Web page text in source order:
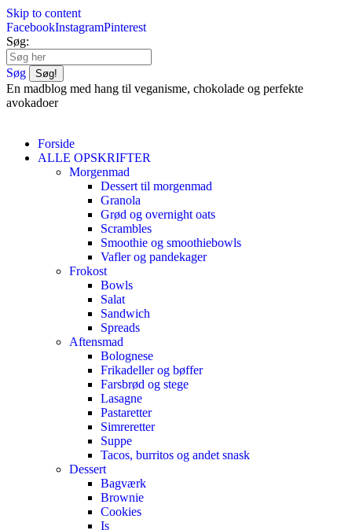
Skip to content
FacebookInstagramPinterest
Søg:
Søg
En madblog med hang til veganisme, chokolade og perfekte
avokadoer
Forside
ALLE OPSKRIFTER
Morgenmad
Dessert til morgenmad
Granola
Grød og overnight oats
Scrambles
Smoothie og smoothiebowls
Vafler og pandekager
Frokost
Bowls
Salat
Sandwich
Spreads
Aftensmad
Bolognese
Frikadeller og bøffer
Farsbrød og stege
Lasagne
Pastaretter
Simreretter
Suppe
Tacos, burritos og andet snask
Dessert
Bagværk
Brownie
Cookies
Is